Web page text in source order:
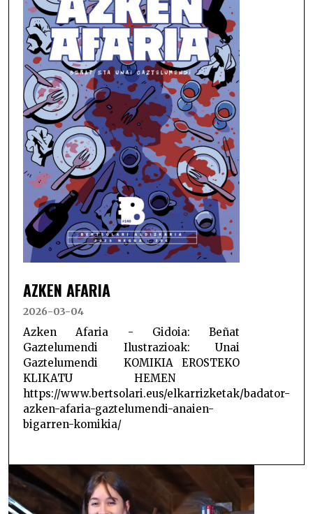
AZKEN AFARIA
2026-03-04
Azken Afaria - Gidoia: Beñat
Gaztelumendi Ilustrazioak: Unai
Gaztelumendi KOMIKIA EROSTEKO
KLIKATU HEMEN
https://www.bertsolari.eus/elkarrizketak/badator-
azken-afaria-gaztelumendi-anaien-
bigarren-komikia/